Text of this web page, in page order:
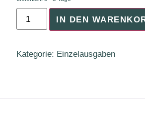
IN DEN
Kategorie: Einzelausgaben